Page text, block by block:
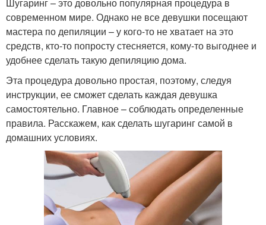
современном мире. Однако не все девушки посещают
мастера по депиляции – у кого-то не хватает на это
средств, кто-то попросту стесняется, кому-то выгоднее и
удобнее сделать такую депиляцию дома.
Эта процедура довольно простая, поэтому, следуя
инструкции, ее сможет сделать каждая девушка
самостоятельно. Главное – соблюдать определенные
правила. Расскажем, как сделать шугаринг самой в
домашних условиях.